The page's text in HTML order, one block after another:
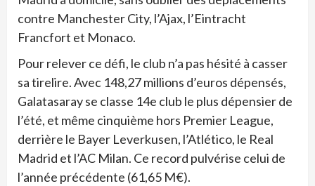
contre Manchester City, l’Ajax, l’Eintracht
Francfort et Monaco.
Pour relever ce défi, le club n’a pas hésité à casser
sa tirelire. Avec 148,27 millions d’euros dépensés,
Galatasaray se classe 14e club le plus dépensier de
l’été, et même cinquième hors Premier League,
derrière le Bayer Leverkusen, l’Atlético, le Real
Madrid et l’AC Milan. Ce record pulvérise celui de
l’année précédente (61,65 M€).